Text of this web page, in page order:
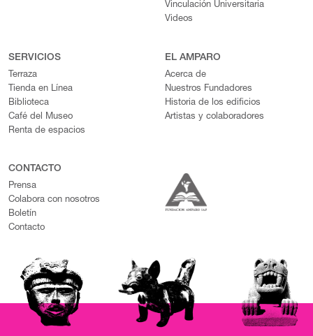
Vinculación Universitaria
Videos
SERVICIOS
Terraza
Tienda en Línea
Biblioteca
Café del Museo
Renta de espacios
EL AMPARO
Acerca de
Nuestros Fundadores
Historia de los edificios
Artistas y colaboradores
CONTACTO
Prensa
Colabora con nosotros
Boletín
Contacto